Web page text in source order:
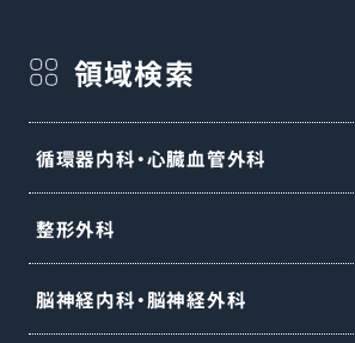
領域検索
循環器内科・心臓血管外科
整形外科
脳神経内科・脳神経外科